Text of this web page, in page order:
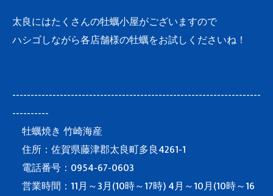
太良にはたくさんの牡蠣小屋がございますので
ハシゴしながら各店舗様の牡蠣をお試しくださいね！
--------------------------------------------------------------------
----------
牡蠣焼き 竹崎海産
住所：佐賀県藤津郡太良町多良4261-1
電話番号：0954-67-0603
営業時間：11月～3月(10時～17時) 4月～10月(10時～16